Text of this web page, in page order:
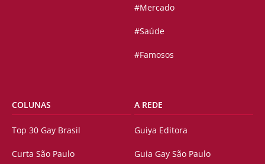
#Mercado
#Saúde
#Famosos
COLUNAS
Top 30 Gay Brasil
Curta São Paulo
A REDE
Guiya Editora
Guia Gay São Paulo